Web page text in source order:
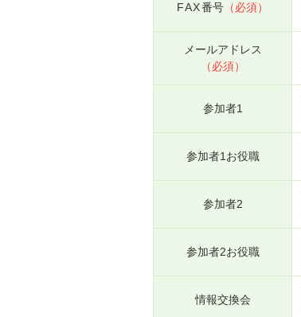
FAX番号（必須）
メールアドレス
（必須）
参加者1
参加者1お役職
参加者2
参加者2お役職
情報交換会